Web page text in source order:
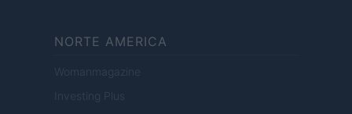
NORTE AMERICA
Womanmagazine
Investing Plus